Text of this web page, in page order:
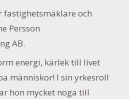
fastighetsmäklare och
Persson
AB.
energi, kärlek till livet
människor! I sin yrkesroll
hon mycket noga till